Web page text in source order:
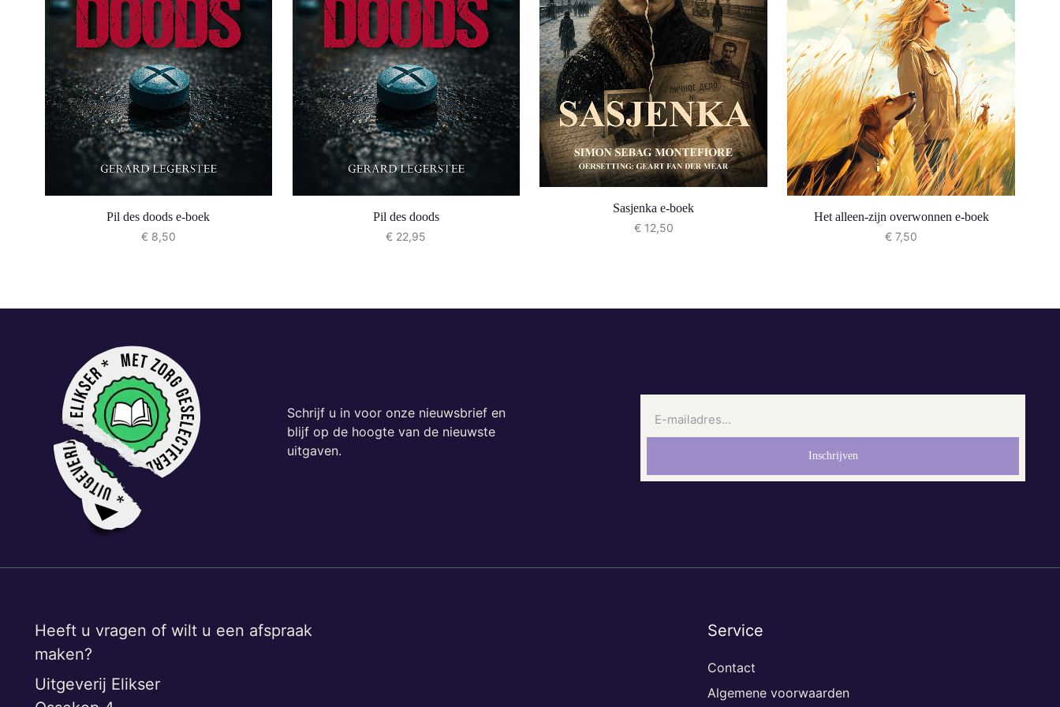
Pil des doods e-boek
€8,50
Pil des doods
€ 22,95
Sasjenka e-boek
€12,50
Het alleen-zijn overwonnen e-boek
€ 7,50
Schrijf u in voor onze nieuwsbrief en
blijf op de hoogte van de nieuwste
uitgaven.
Heeft u vragen of wilt u een afspraak
maken?
Uitgeverij Elikser
Service
Contact
Algemene voorwaarden